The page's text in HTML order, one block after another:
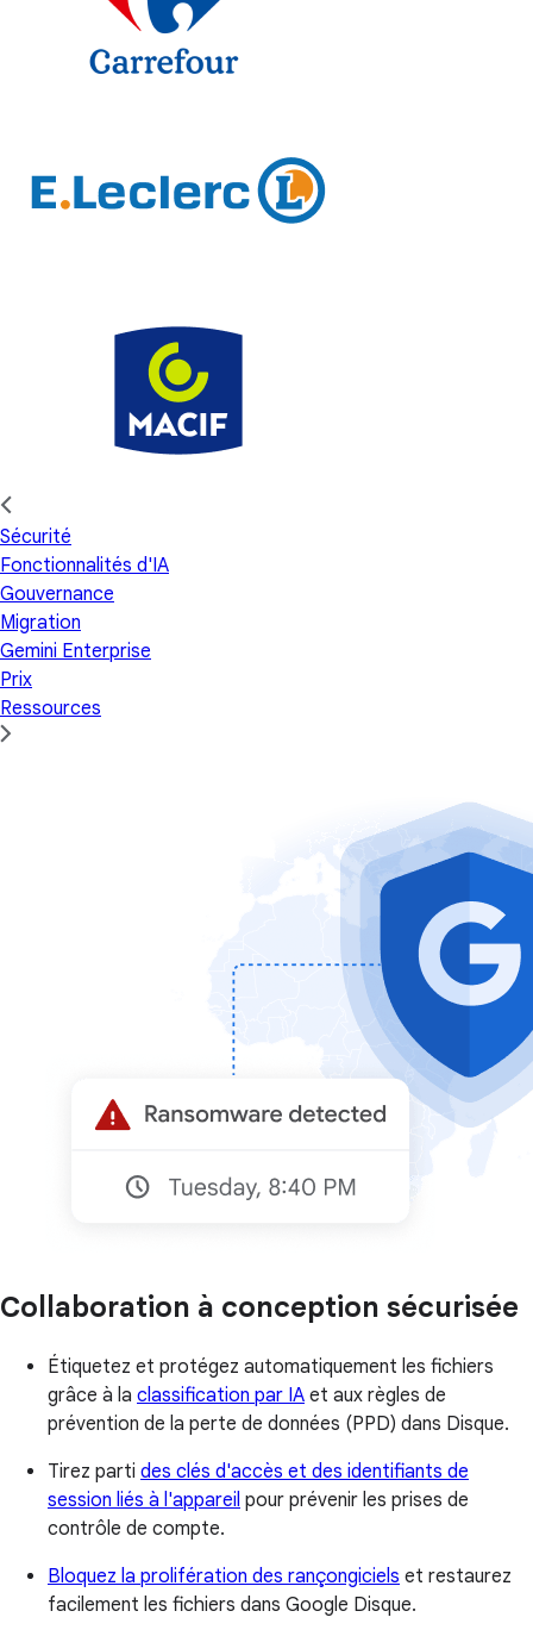
Sécurité
Fonctionnalités d'IA
Gouvernance
Migration
Gemini Enterprise
Prix
Ressources
Collaboration à conception sécurisée
Étiquetez et protégez automatiquement les fichiers
grâce à la classification par IA et aux règles de
prévention de la perte de données (PPD) dans Disque.
Tirez parti des clés d'accès et des identifiants de
session liés à l'appareil pour prévenir les prises de
contrôle de compte.
Bloquez la prolifération des rançongiciels et restaurez
facilement les fichiers dans Google Disque.